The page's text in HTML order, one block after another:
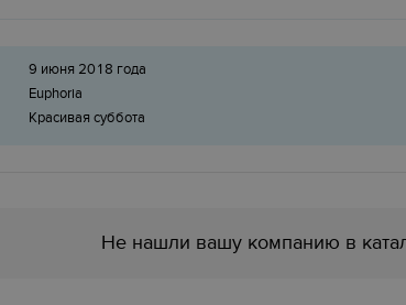
9 июня 2018 года
Euphoriа
Красивая суббота
Не нашли вашу компанию в